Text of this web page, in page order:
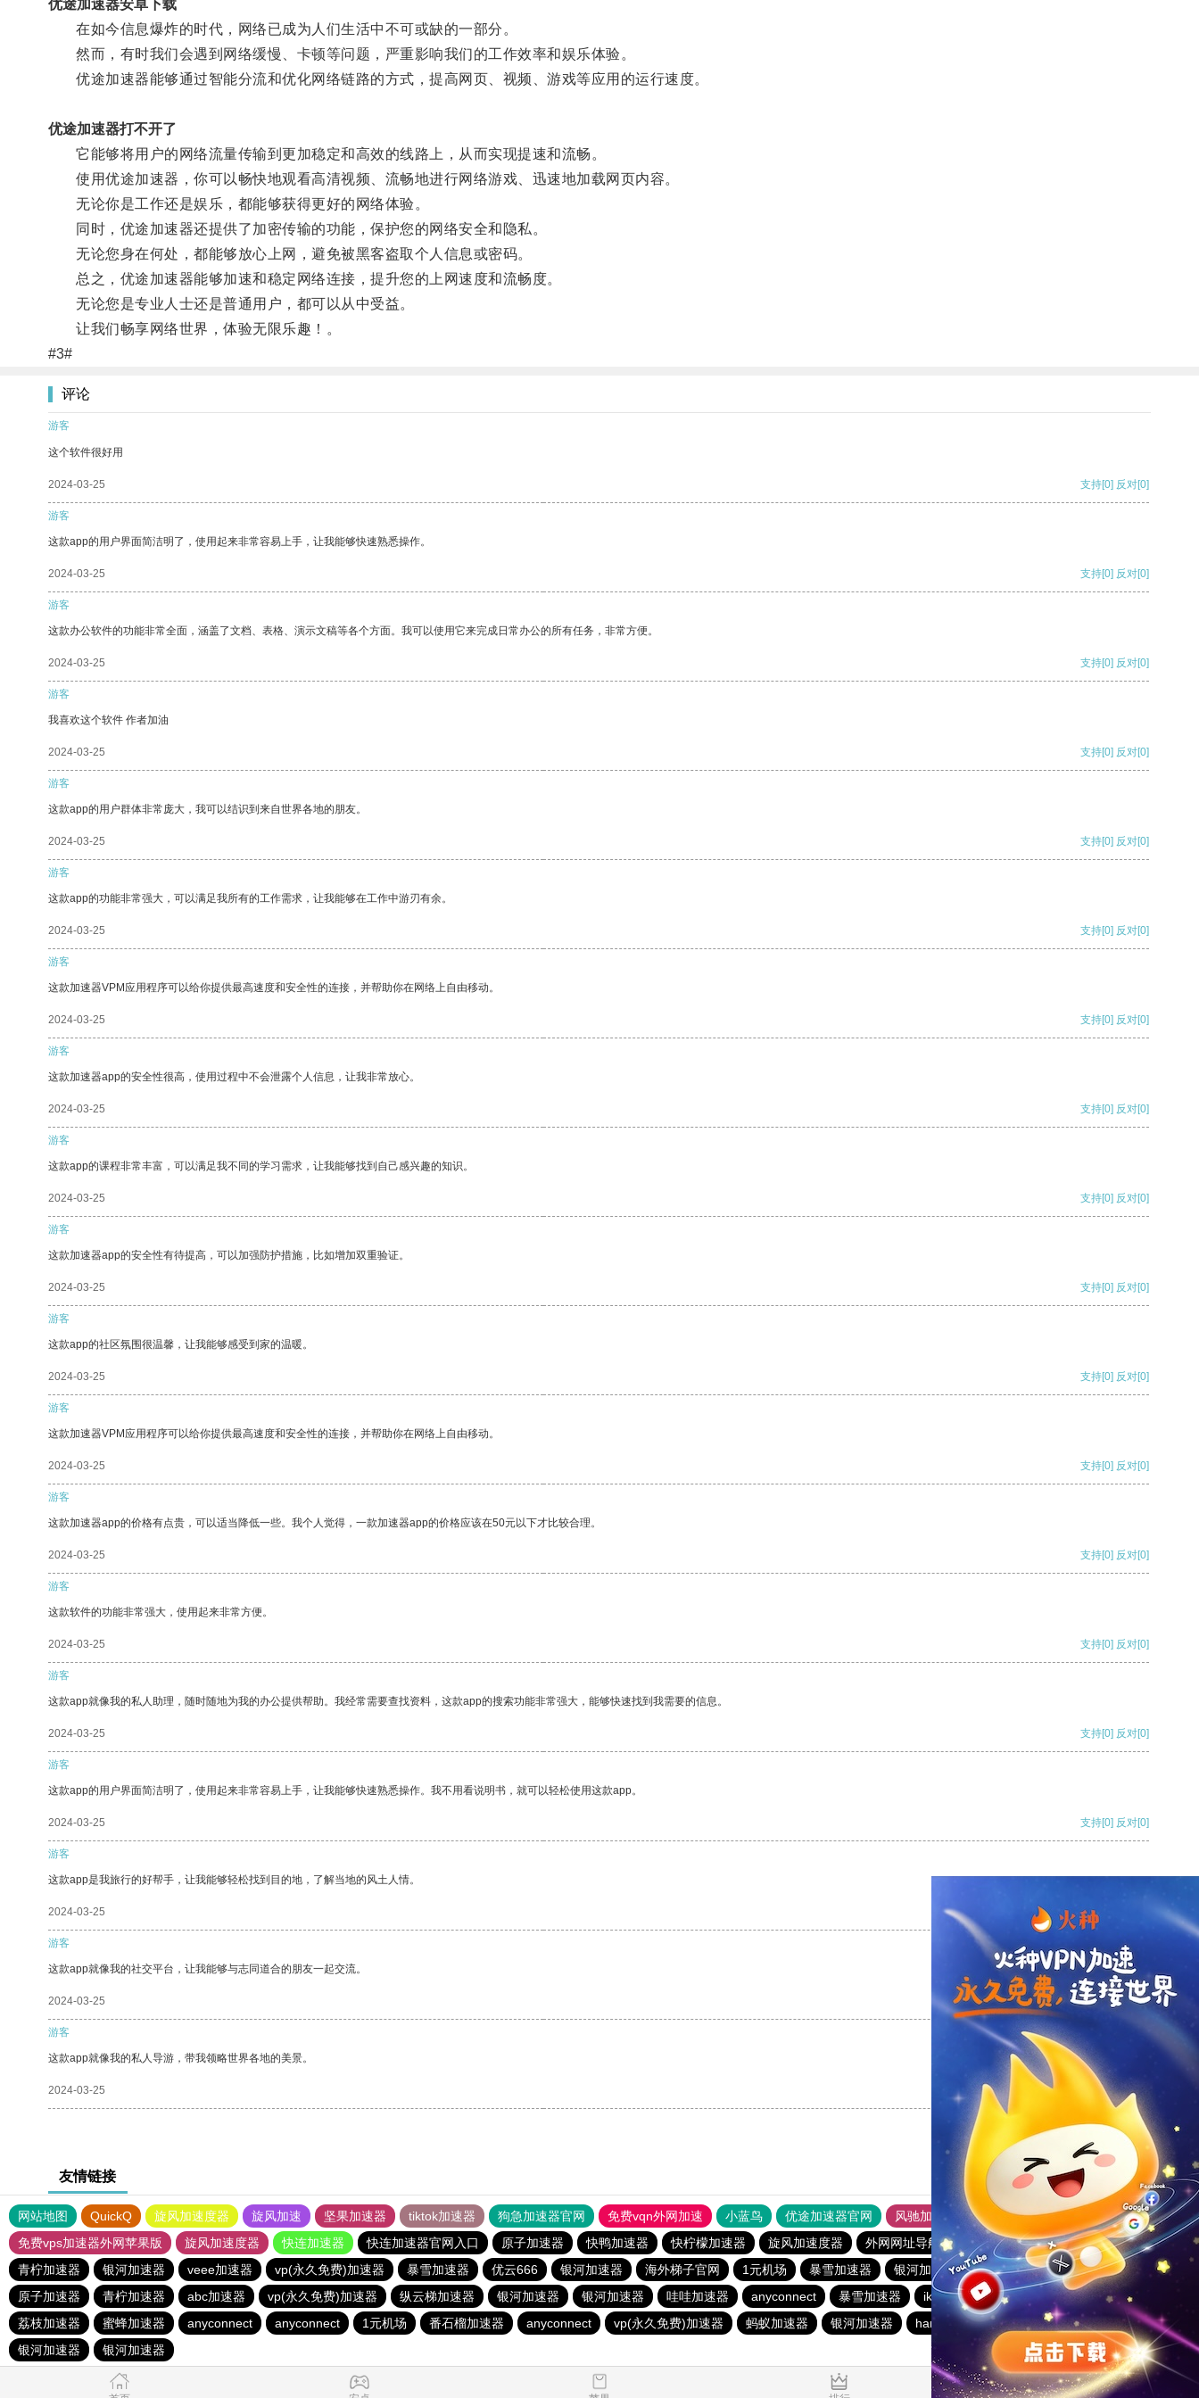
优途加速器安卓下载
在如今信息爆炸的时代，网络已成为人们生活中不可或缺的一部分。
然而，有时我们会遇到网络缓慢、卡顿等问题，严重影响我们的工作效率和娱乐体验。
优途加速器能够通过智能分流和优化网络链路的方式，提高网页、视频、游戏等应用的运行速度。
优途加速器打不开了
它能够将用户的网络流量传输到更加稳定和高效的线路上，从而实现提速和流畅。
使用优途加速器，你可以畅快地观看高清视频、流畅地进行网络游戏、迅速地加载网页内容。
无论你是工作还是娱乐，都能够获得更好的网络体验。
同时，优途加速器还提供了加密传输的功能，保护您的网络安全和隐私。
无论您身在何处，都能够放心上网，避免被黑客盗取个人信息或密码。
总之，优途加速器能够加速和稳定网络连接，提升您的上网速度和流畅度。
无论您是专业人士还是普通用户，都可以从中受益。
让我们畅享网络世界，体验无限乐趣！。
#3#
评论
游客
这个软件很好用
2024-03-25 支持[0] 反对[0]
游客
这款app的用户界面简洁明了，使用起来非常容易上手，让我能够快速熟悉操作。
2024-03-25 支持[0] 反对[0]
游客
这款办公软件的功能非常全面，涵盖了文档、表格、演示文稿等各个方面。我可以使用它来完成日常办公的所有任务，非常方便。
2024-03-25 支持[0] 反对[0]
游客
我喜欢这个软件 作者加油
2024-03-25 支持[0] 反对[0]
游客
这款app的用户群体非常庞大，我可以结识到来自世界各地的朋友。
2024-03-25 支持[0] 反对[0]
游客
这款app的功能非常强大，可以满足我所有的工作需求，让我能够在工作中游刃有余。
2024-03-25 支持[0] 反对[0]
游客
这款加速器VPM应用程序可以给你提供最高速度和安全性的连接，并帮助你在网络上自由移动。
2024-03-25 支持[0] 反对[0]
游客
这款加速器app的安全性很高，使用过程中不会泄露个人信息，让我非常放心。
2024-03-25 支持[0] 反对[0]
游客
这款app的课程非常丰富，可以满足我不同的学习需求，让我能够找到自己感兴趣的知识。
2024-03-25 支持[0] 反对[0]
游客
这款加速器app的安全性有待提高，可以加强防护措施，比如增加双重验证。
2024-03-25 支持[0] 反对[0]
游客
这款app的社区氛围很温馨，让我能够感受到家的温暖。
2024-03-25 支持[0] 反对[0]
游客
这款加速器VPM应用程序可以给你提供最高速度和安全性的连接，并帮助你在网络上自由移动。
2024-03-25 支持[0] 反对[0]
游客
这款加速器app的价格有点贵，可以适当降低一些。我个人觉得，一款加速器app的价格应该在50元以下才比较合理。
2024-03-25 支持[0] 反对[0]
游客
这款软件的功能非常强大，使用起来非常方便。
2024-03-25 支持[0] 反对[0]
游客
这款app就像我的私人助理，随时随地为我的办公提供帮助。我经常需要查找资料，这款app的搜索功能非常强大，能够快速找到我需要的信息。
2024-03-25 支持[0] 反对[0]
游客
这款app的用户界面简洁明了，使用起来非常容易上手，让我能够快速熟悉操作。我不用看说明书，就可以轻松使用这款app。
2024-03-25 支持[0] 反对[0]
游客
这款app是我旅行的好帮手，让我能够轻松找到目的地，了解当地的风土人情。
2024-03-25 支持
游客
这款app就像我的社交平台，让我能够与志同道合的朋友一起交流。
2024-03-25 支持[0] 反对[0]
游客
这款app就像我的私人导游，带我领略世界各地的美景。
2024-03-25 支持[0] 反对[0]
友情链接
网站地图 QuickQ 旋风加速度器 旋风加速 坚果加速器 tiktok加速器 狗急加速器官网 免费vqn外网加速 小蓝鸟 优途加速器官网 风驰加速器
旋风加速器
免费vps加速器外网苹果版
旋风加速度器 快连加速器 快连加速器官网入口 原子加速器 快鸭加速器 快柠檬加速器 旋风加速度器 外网网址导航 软件中心
银河加速器
青柠加速器
银河加速器 veee加速器 vp(永久免费)加速器 暴雪加速器 优云666 银河加速器 海外梯子官网 1元机场 暴雪加速器 银河加速器 暴雪加速器
海鸥加速器
原子加速器
青柠加速器 abc加速器 vp(永久免费)加速器 纵云梯加速器 银河加速器 银河加速器 哇哇加速器 anyconnect 暴雪加速器 ikuuu.me加速器官网
银河加速器
荔枝加速器
蜜蜂加速器 anyconnect anyconnect 1元机场 番石榴加速器 anyconnect vp(永久免费)加速器 蚂蚁加速器 银河加速器 hammer加速器 速鹰666
银河加速器
银河加速器
银河加速器